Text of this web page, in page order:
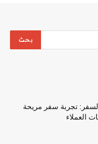
تجربة سفر مريحة
العملاء